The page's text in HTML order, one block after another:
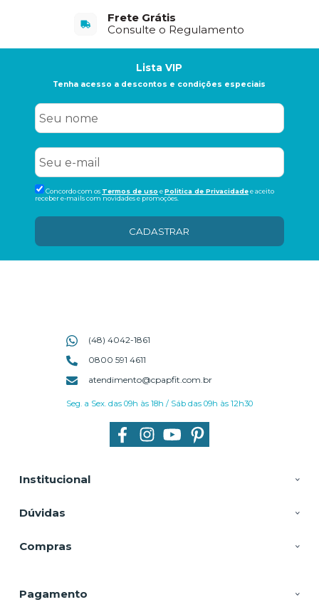
Frete Grátis
Consulte o Regulamento
Lista VIP
Tenha acesso a descontos e condições especiais
Concordo com os Termos de uso ePolitica de Privacidadee aceito
receber e-mails com novidades e promoções.
CADASTRAR
Institucional
Dúvidas
Compras
(48) 4042-1861
0800 591 4611
atendimento@cpapfit.com.br
Seg. a Sex. das 09h às 18h / Sáb das 09h às 12h30
Pagamento